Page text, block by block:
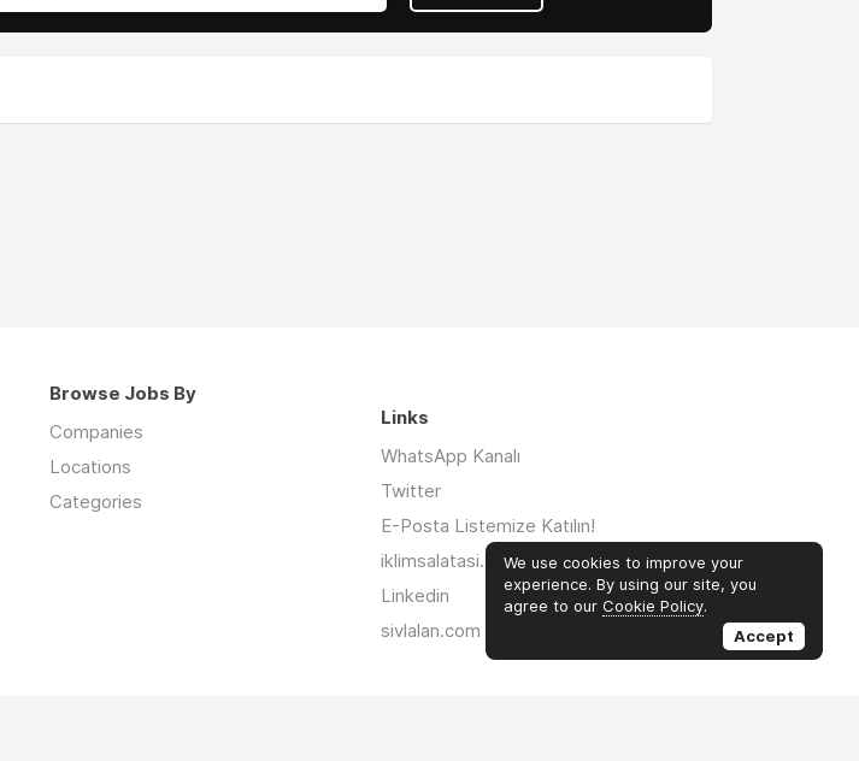
Browse Jobs By
Companies
Locations
Categories
Links
WhatsApp Kanalı
Twitter
E-Posta Listemize Katılın!
iklimsalatasi.org
Linkedin
sivlalan.com
We use cookies to improve your
experience. By using our site, you
agree to our Cookie Policy.
Accept